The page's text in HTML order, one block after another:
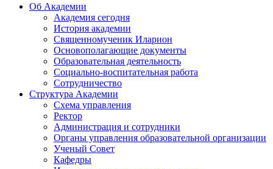
Об Академии
Академия сегодня
История академии
Священномученик Иларион
Основополагающие документы
Образовательная деятельность
Социально-воспитательная работа
Сотрудничество
Структура Академии
Схема управления
Ректор
Администрация и сотрудники
Органы управления образовательной организации
Ученый Совет
Кафедры